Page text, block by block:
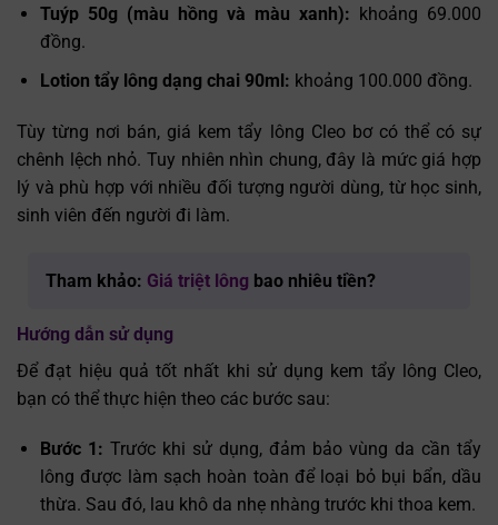
Tuýp 50g (màu hồng và màu xanh): khoảng 69.000
đồng.
Lotion tẩy lông dạng chai 90ml: khoảng 100.000 đồng.
Tùy từng nơi bán, giá kem tẩy lông Cleo bơ có thể có sự
chênh lệch nhỏ. Tuy nhiên nhìn chung, đây là mức giá hợp
lý và phù hợp với nhiều đối tượng người dùng, từ học sinh,
sinh viên đến người đi làm.
Tham khảo: Giá triệt lông bao nhiêu tiền?
Hướng dẫn sử dụng
Để đạt hiệu quả tốt nhất khi sử dụng kem tẩy lông Cleo,
bạn có thể thực hiện theo các bước sau:
Bước 1: Trước khi sử dụng, đảm bảo vùng da cần tẩy
lông được làm sạch hoàn toàn để loại bỏ bụi bẩn, dầu
thừa. Sau đó, lau khô da nhẹ nhàng trước khi thoa kem.